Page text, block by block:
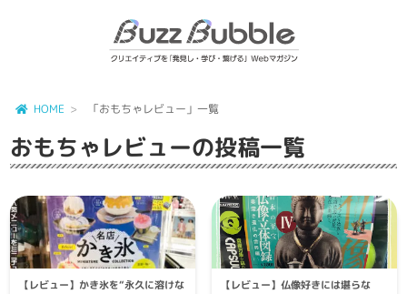
HOME 「おもちゃレビュー」一覧
おもちゃレビューの投稿一覧
【レビュー】かき氷を“永久に溶けな
【レビュー】仏像好きには堪らな